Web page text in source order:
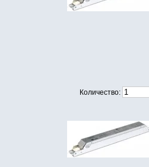
Количество: